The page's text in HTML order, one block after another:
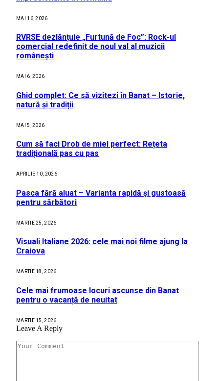
MAI 16, 2026
RVRSE dezlănțuie „Furtună de Foc”: Rock-ul
comercial redefinit de noul val al muzicii
românești
MAI 6, 2026
Ghid complet: Ce să vizitezi în Banat – Istorie,
natură și tradiții
MAI 5, 2026
Cum să faci Drob de miel perfect: Rețeta
tradițională pas cu pas
APRILIE 10, 2026
Pasca fără aluat – Varianta rapidă și gustoasă
pentru sărbători
MARTIE 25, 2026
Visuali Italiane 2026: cele mai noi filme ajung la
Craiova
MARTIE 18, 2026
Cele mai frumoase locuri ascunse din Banat
pentru o vacanță de neuitat
MARTIE 15, 2026
Leave A Reply